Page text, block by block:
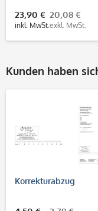
bis 6 Zeilen
23,90 €
inkl. MwSt.
20,08 €
exkl. MwSt.
Kunden haben
Korrekturabzug